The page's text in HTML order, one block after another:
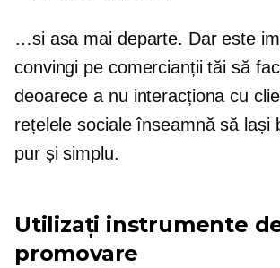
…si asa mai departe. Dar este
convingi pe comercianții tăi să
deoarece a nu interacționa cu
rețelele sociale înseamnă să lași
pur și simplu.
Utilizați instrumente
promovare